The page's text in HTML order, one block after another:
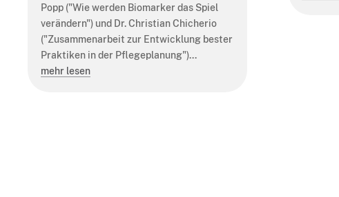
Popp ("Wie werden Biomarker das Spiel
verändern") und Dr. Christian Chicherio
("Zusammenarbeit zur Entwicklung bester
Praktiken in der Pflegeplanung")...
mehr lesen